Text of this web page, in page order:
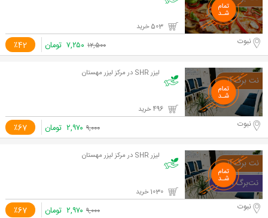
٪42 نبوت ۱۲,۵۰۰ ۷,۲۵۰ تومان
لیزر SHR در مرکز لیزر مهستان
٪67 نبوت ۹,۰۰۰ ۲,۹۷۰ تومان
لیزر SHR در مرکز لیزر مهستان
٪67 نبوت ۹,۰۰۰ ۲,۹۷۰ تومان